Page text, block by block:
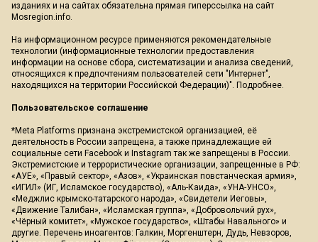
изданиях и на сайтах обязательна прямая гиперссылка на сайт
Mosregion.info.
На информационном ресурсе применяются рекомендательные
технологии (информационные технологии предоставления
информации на основе сбора, систематизации и анализа сведений,
относящихся к предпочтениям пользователей сети "Интернет",
находящихся на территории Российской Федерации)". Подробнее.
Пользовательское соглашение
*Meta Platforms признана экстремистской организацией, её
деятельность в России запрещена, а также принадлежащие ей
социальные сети Facebook и Instagram так же запрещены в России.
Экстремистские и террористические организации, запрещенные в РФ:
«АУЕ», «Правый сектор», «Азов», «Украинская повстанческая армия»,
«ИГИЛ» (ИГ, Исламское государство), «Аль-Каида», «УНА-УНСО»,
«Меджлис крымско-татарского народа», «Свидетели Иеговы»,
«Движение Талибан», «Исламская группа», «Добровольчий рух»,
«Чёрный комитет», «Мужское государство», «Штабы Навального» и
другие. Перечень иноагентов: Галкин, Моргенштерн, Дудь, Невзоров,